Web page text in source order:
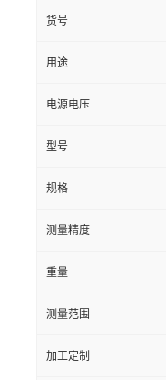
货号
用途
电源电压
型号
规格
测量精度
重量
测量范围
加工定制